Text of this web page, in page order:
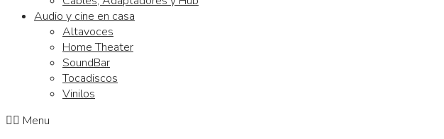
Audio y cine en casa
Altavoces
Home Theater
SoundBar
Tocadiscos
Vinilos
Menu